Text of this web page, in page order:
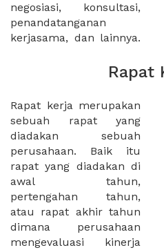
negosiasi, konsultasi,
penandatanganan
kerjasama, dan lainnya.
Rapat
Rapat kerja merupakan
sebuah rapat yang
diadakan sebuah
perusahaan. Baik itu
rapat yang diadakan di
awal tahun,
pertengahan tahun,
atau rapat akhir tahun
dimana perusahaan
mengevaluasi kinerja
memengaruhi suasana
diskusi antar tim
perusahaan dan juga
akan membuat rapat
kerja akan semakin
produktif. Selain itu
tambahkan juga paket
makanan yang lezat
dan bergizi untuk
peserta rapat kerja,